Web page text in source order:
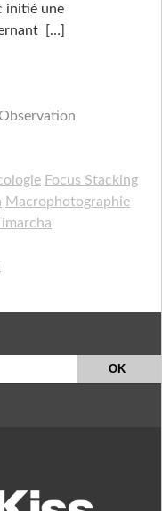
initié une
[…]
Focus Stacking
Macrophotographie